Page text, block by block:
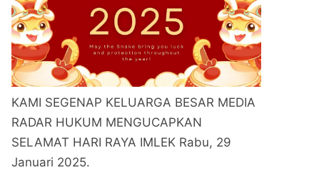
KAMI SEGENAP KELUARGA BESAR MEDIA
RADAR HUKUM MENGUCAPKAN
SELAMAT HARI RAYA IMLEK Rabu, 29
Januari 2025.